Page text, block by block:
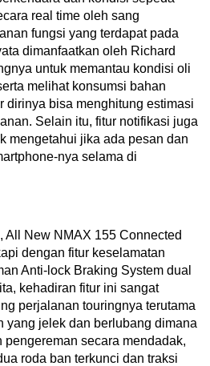
real time oleh sang
fungsi yang terdapat pada
dimanfaatkan oleh Richard
untuk memantau kondisi oli
melihat konsumsi bahan
dirinya bisa menghitung estimasi
Selain itu, fitur notifikasi juga
mengetahui jika ada pesan dan
nya selama di
All New NMAX 155 Connected
dengan fitur keselamatan
Anti-lock Braking System dual
kehadiran fitur ini sangat
perjalanan touringnya terutama
yang jelek dan berlubang dimana
secara mendadak,
roda ban terkunci dan traksi